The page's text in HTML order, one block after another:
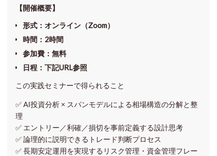
【開催概要】
形式：オンライン（Zoom）
時間：2時間
参加費：無料
日程：下記URL参照
この実践セミナーで得られること
✅ AI投資分析 × スパンモデルによる相場構造の分解と整
理
✅ エントリー／利確／損切を事前定義する設計思考
✅ 論理的に説明できるトレード判断プロセス
✅ 長期安定運用を実現するリスク管理・資金管理フレー